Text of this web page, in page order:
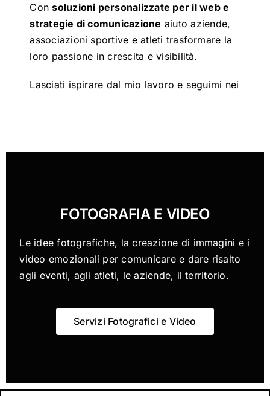
Consoluzioni personalizzate per il web e
strategie di comunicazione aiuto aziende,
associazioni sportive e atleti trasformare la
loro passione in crescita e visibilità.
Lasciati ispirare dal mio lavoro e seguimi nei
social per non perderti le ultime novità!
FOTOGRAFIA E VIDEO
Le idee fotografiche, la creazione di immagini e i
video emozionali per comunicare e dare risalto
agli eventi, agli atleti, le aziende, il territorio.
Servizi Fotografici e Video